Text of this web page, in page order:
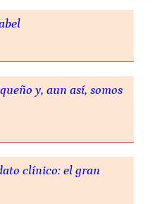
y, aun así, somos
clínico: el gran